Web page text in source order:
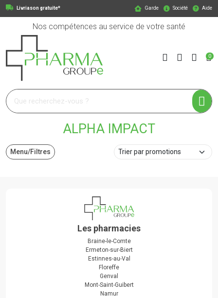
Livriason gratuite* Garde Société Aide
Nos compétences au service de votre santé
Pharmagroupe Votre pharmacie en ligne à votre service
0
ALPHA IMPACT
Menu/Filtres
Les pharmacies
Braine-le-Comte
Ermeton-sur-Biert
Estinnes-au-Val
Floreffe
Genval
Mont-Saint-Guibert
Namur